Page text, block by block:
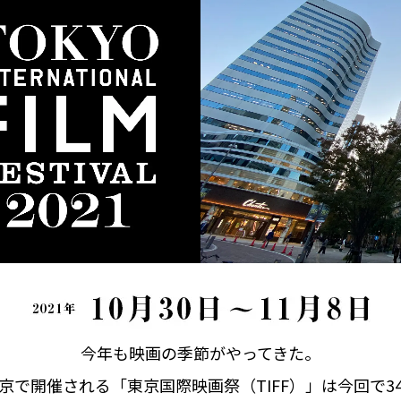
今年も映画の季節がやってきた。
で開催される「東京国際映画祭（TIFF）」は今回で